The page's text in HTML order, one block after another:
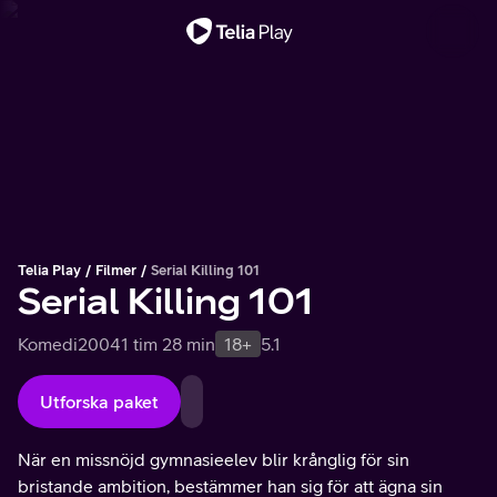
Telia Play Filmer Serial Killing 101
Serial Killing 101
Komedi20041 tim 28 min 18+ 5.1
Utforska paket
När en missnöjd gymnasieelev blir krånglig för sin
bristande ambition, bestämmer han sig för att ägna sin